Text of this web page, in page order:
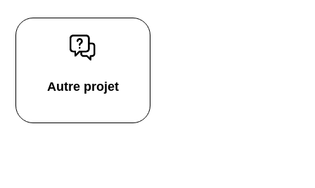
Autre projet